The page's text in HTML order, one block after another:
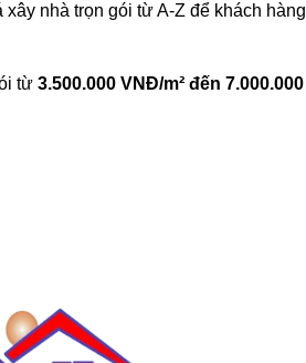
nhà trọn gói từ A-Z để khách hàng
từ 3.500.000 VNĐ/m² đến 7.000.000